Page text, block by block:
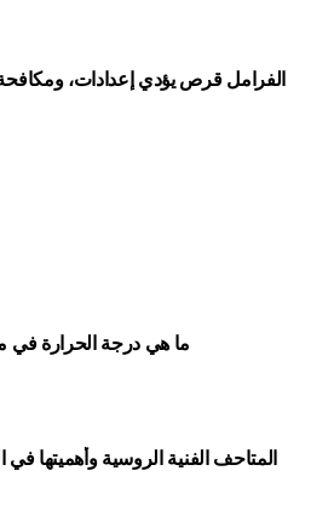
الفرامل قرص يؤدي إعدادات،
ما هي درجة الحرارة في
المتاحف الفنية الروسية وأهميتها في